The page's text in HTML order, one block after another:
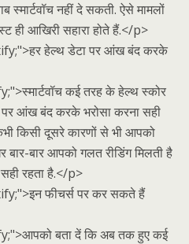
स्मार्टवॉच नहीं दे सकती. ऐसे मामलों
ही आखिरी सहारा होते हैं.</p>
हेल्थ डेटा पर आंख बंद करके
कई तरह के हेल्थ स्कोर
आंख बंद करके भरोसा करना सही
किसी दूसरे कारणों से भी आपको
बार आपको गलत रीडिंग मिलती है
सही रहता है.</p>
फीचर्स पर कर सकते हैं
बता दें कि अब तक हुए कई